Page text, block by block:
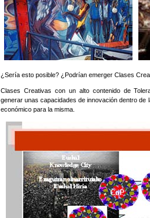
¿Sería esto posible? ¿Podrían emerger Clases
Clases Creativas con un alto contenido de
generar unas capacidades de innovación dentro de
económico para la misma.